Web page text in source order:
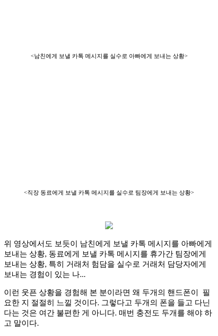
<남친에게 보낼 카톡 메시지를 실수로 아빠에게 보내는 상황>
<직장 동료에게 보낼 카톡 메시지를 실수로 팀장에게 보내는 상황>
위 영상에서도 보듯이 남친에게 보낼 카톡 메시지를 아빠에게
보내는 상황, 동료에게 보낼 카톡 메시지를 휴가간 팀장에게
보내는 상황, 특히 거래처 험담을 실수로 거래처 담당자에게
보내는 경험이 있는 나...
이런 웃픈 상황을 경험해 본 분이라면 왜 두개의 핸드폰이 필
요한 지 절절히 느낄 것이다. 그렇다고 두개의 폰을 들고 다닌
다는 것은 여간 불편한 게 아니다. 매번 충전도 두개를 해야 하
고 말이다.